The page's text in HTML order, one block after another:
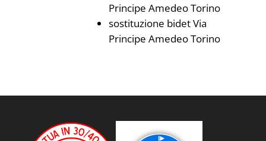
Principe Amedeo Torino
sostituzione bidet Via
Principe Amedeo Torino